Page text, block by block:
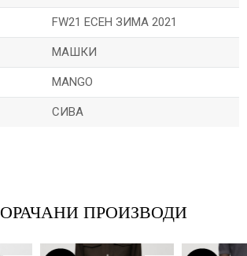
FW21 ЕСЕН ЗИМА 2021
МАШКИ
MANGO
СИВА
ПРОИЗВОДИ